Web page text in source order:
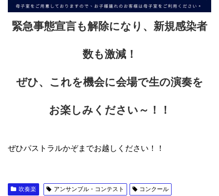
緊急事態宣言も解除になり、新規感染者
数も激減！
ぜひ、これを機会に会場で生の演奏を
お楽しみください～！！
ぜひパストラルかぞまでお越しください！！
吹奏楽 アンサンブル・コンテスト
コンクール